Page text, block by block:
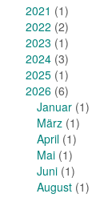
2021 (1)
2022 (2)
2023 (1)
2024 (3)
2025 (1)
2026 (6)
Januar (1)
März (1)
April (1)
Mai (1)
Juni (1)
August (1)